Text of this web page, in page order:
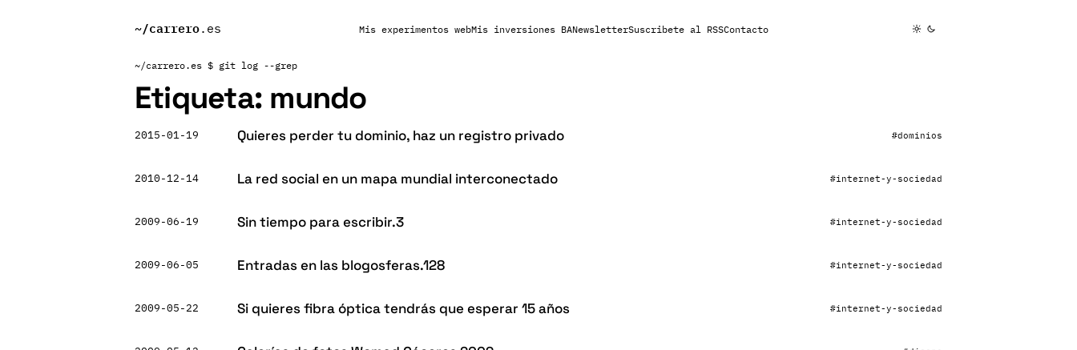
~/carrero.es Mis experimentos webMis inversiones BANewsletterSuscribete al RSSContacto
~/carrero.es $ git log --grep
Etiqueta: mundo
2015-01-19 Quieres perder tu dominio, haz un registro privado #dominios
2010-12-14 La red social en un mapa mundial interconectado #internet-y-sociedad
2009-06-19 Sin tiempo para escribir.3 #internet-y-sociedad
2009-06-05 Entradas en las blogosferas.128 #internet-y-sociedad
2009-05-22 Si quieres fibra óptica tendrás que esperar 15 años #internet-y-sociedad